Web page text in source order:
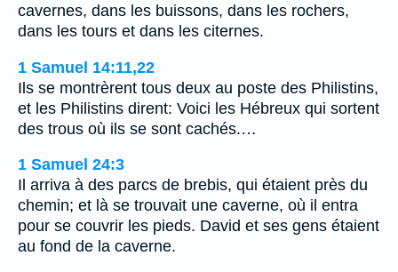
cavernes, dans les buissons, dans les rochers,
dans les tours et dans les citernes.
1 Samuel 14:11,22
Ils se montrèrent tous deux au poste des Philistins,
et les Philistins dirent: Voici les Hébreux qui sortent
des trous où ils se sont cachés.…
1 Samuel 24:3
Il arriva à des parcs de brebis, qui étaient près du
chemin; et là se trouvait une caverne, où il entra
pour se couvrir les pieds. David et ses gens étaient
au fond de la caverne.